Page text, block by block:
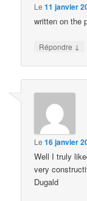
Le11 janvier
written on the
Répondre ↓
Le16 janvier
Well I truly
very
Dugald